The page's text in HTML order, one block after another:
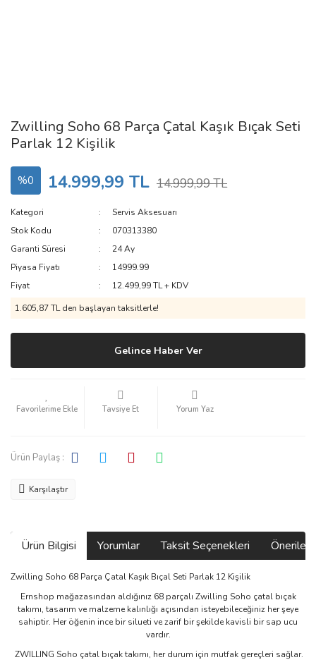
Zwilling Soho 68 Parça Çatal Kaşık Bıçak Seti
Parlak 12 Kişilik
%0 14.999,99 TL 14.999,99 TL
Kategori
Servis Aksesuarı
Stok Kodu
070313380
Garanti Süresi
24 Ay
Piyasa Fiyatı
14999.99
Fiyat
12.499,99 TL + KDV
1.605,87 TL den başlayan taksitlerle!
Gelince Haber Ver
Tavsiye Et Yorum Yaz
Ürün Paylaş :
Karşılaştır
Ürün Bilgisi Yorumlar Taksit Seçenekleri
Zwilling Soho 68 Parça Çatal Kaşık Bıçal Seti Parlak 12 Kişilik
Ernshop mağazasından aldığınız 68 parçalı Zwilling Soho çatal bıçak
takımı, tasarım ve malzeme kalınlığı açısından isteyebileceğiniz her şeye
sahiptir. Her öğenin ince bir silueti ve zarif bir şekilde kavisli bir sap ucu
vardır.
ZWILLING Soho çatal bıçak takımı, her durum için mutfak gereçleri sağlar.